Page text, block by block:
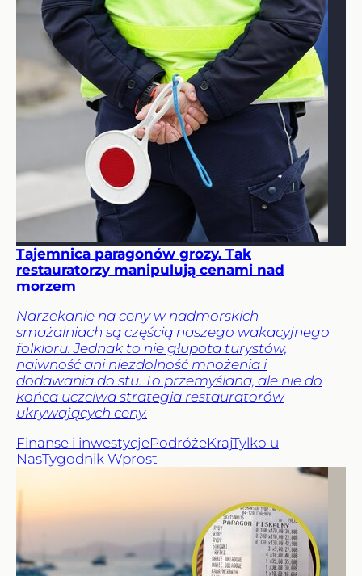
Tajemnica paragonów grozy. Tak
restauratorzy manipulują cenami nad
morzem
Narzekanie na ceny w nadmorskich
smażalniach są częścią naszego wakacyjnego
folkloru. Jednak to nie głupota turystów,
naiwność ani niezdolność mnożenia i
dodawania do stu. To przemyślana, ale nie do
końca uczciwa strategia restauratorów
ukrywających ceny.
Finanse i inwestycjePodróżeKrajTylko u
NasTygodnik Wprost